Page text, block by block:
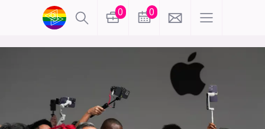
0 0
KI
karriere
meninger